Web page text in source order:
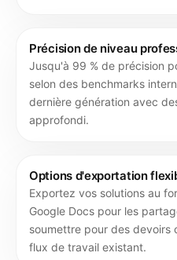
Précision de niveau
Jusqu'à 99 % de précision
selon des benchmarks
dernière génération avec
approfondi.
Options d'exportation
Exportez vos solutions au
Google Docs pour les
soumettre pour des devoirs
flux de travail existant.